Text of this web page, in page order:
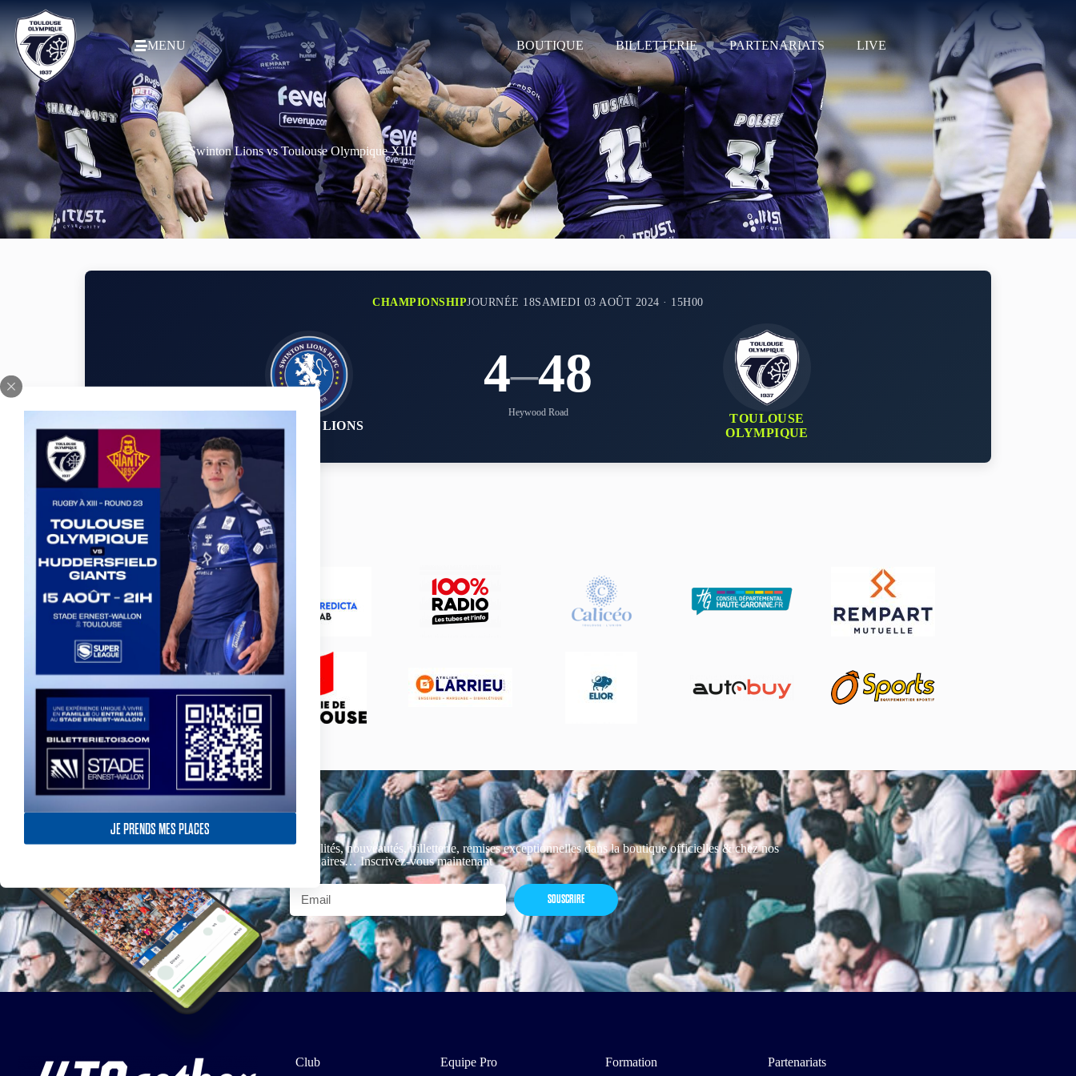
JE PRENDS MES PLACES
MENU BOUTIQUE BILLETTERIE PARTENARIATS LIVE
Swinton Lions vs Toulouse Olympique XIII
CHAMPIONSHIPJOURNÉE 18SAMEDI 03 AOÛT 2024 · 15H00
SWINTON LIONS
4–48
Heywood Road
TOULOUSE
OLYMPIQUE
Actualités, nouveautés, billetterie, remises exceptionnelles dans la boutique officielles & chez nos
partenaires… Inscrivez-vous maintenant
SOUSCRIRE
Club Equipe Pro Formation Partenariats